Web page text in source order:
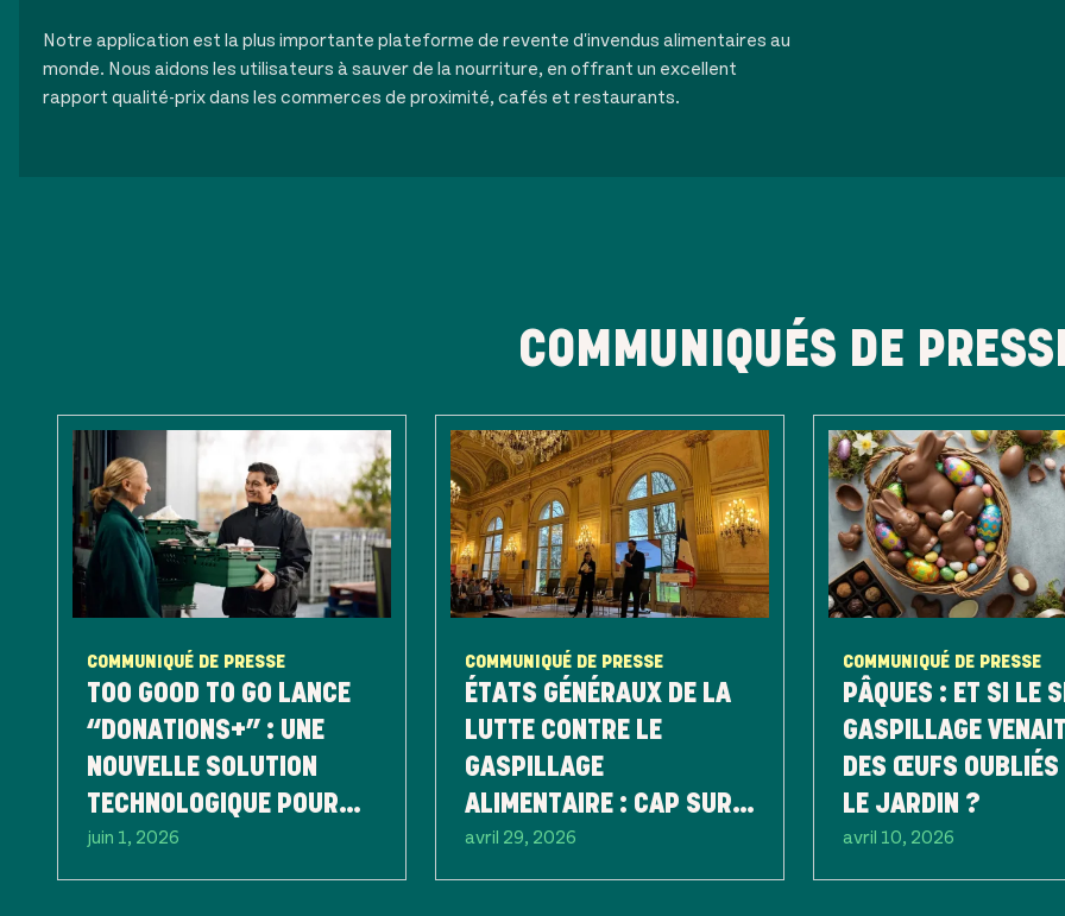
Notre application est la plus importante plateforme de revente d'invendus alimentaires au
monde. Nous aidons les utilisateurs à sauver de la nourriture, en offrant un excellent
rapport qualité-prix dans les commerces de proximité, cafés et restaurants.
COMMUNIQUÉS DE
COMMUNIQUÉ DE PRESSE
TOO GOOD TO GO LANCE
“DONATIONS+” : UNE
NOUVELLE SOLUTION
TECHNOLOGIQUE POUR
SIMPLIFIER ET OPTIMISER
LE DON ALIMENTAIRE
juin 1, 2026
COMMUNIQUÉ DE PRESSE
ÉTATS GÉNÉRAUX DE LA
LUTTE CONTRE LE
GASPILLAGE
ALIMENTAIRE : CAP SUR
L’AGENDA 2030
avril 29, 2026
COMMUNIQUÉ DE PRESSE
PÂQUES : ET SI LE
GASPILLAGE
DES ŒUFS OUBLIÉS
LE JARDIN ?
avril 10, 2026